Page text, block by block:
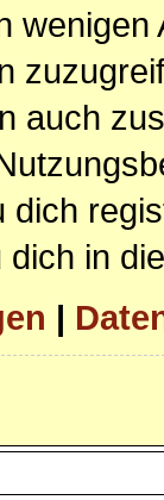
auch
dich
in
|